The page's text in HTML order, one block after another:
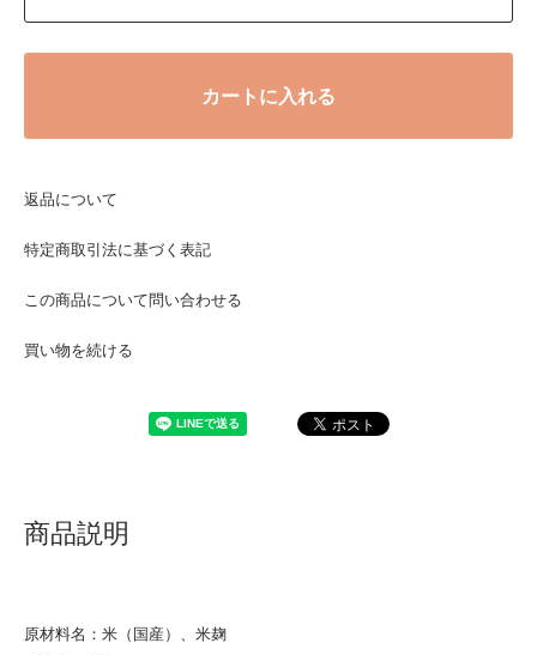
カートに入れる
返品について
特定商取引法に基づく表記
この商品について問い合わせる
買い物を続ける
商品説明
原材料名：米（国産）、米麹